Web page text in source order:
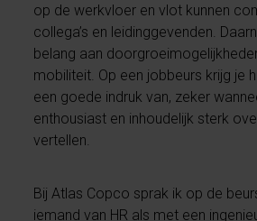
op de werkvloer en vlot kunnen
collega’s en leidinggevenden.
belang aan
mobiliteit. Op een jobbeurs krijg je
een goede indruk van, zeker
enthousiast en inhoudelijk sterk
vertellen.
Bij Atlas Copco sprak ik op de
iemand van HR als met een